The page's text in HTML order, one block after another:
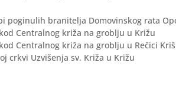
poginulih branitelja Domovinskog rata
Centralnog križa na groblju u Križu
Centralnog križa na groblju u Rečici
crkvi Uzvišenja sv. Križa u Križu